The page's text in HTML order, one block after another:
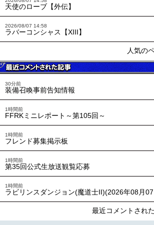
天使のローブ【外伝】
2026/08/07 14:58
ラバーコンシャス【XIII】
人気の
30分前
装備召喚事前告知情報
1時間前
FFRKミニレポート～第105回～
1時間前
フレンド募集掲示板
1時間前
第35回公式生放送観覧応募
1時間前
ラビリンスダンジョン(魔道士II)(2026年08月
最近コメントされ